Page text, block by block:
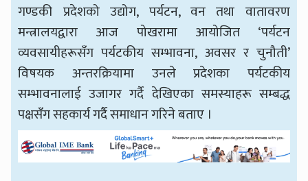
गण्डकी प्रदेशको उद्योग, पर्यटन, वन तथा वातावरण
मन्त्रालयद्वारा आज पोखरामा आयोजित ‘पर्यटन
व्यवसायीहरूसँग पर्यटकीय सम्भावना, अवसर र चुनौती’
विषयक अन्तरक्रियामा उनले प्रदेशका पर्यटकीय
सम्भावनालाई उजागर गर्दै देखिएका समस्याहरू सम्बद्ध
पक्षसँग सहकार्य गर्दै समाधान गरिने बताए ।